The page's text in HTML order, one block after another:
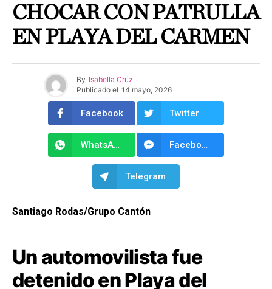
CHOCAR CON PATRULLA
EN PLAYA DEL CARMEN
By Isabella Cruz
Publicado el 14 mayo, 2026
Facebook Twitter
WhatsApp Facebook Messenger
Telegram
Santiago Rodas/Grupo Cantón
Un automovilista fue
detenido en Playa del